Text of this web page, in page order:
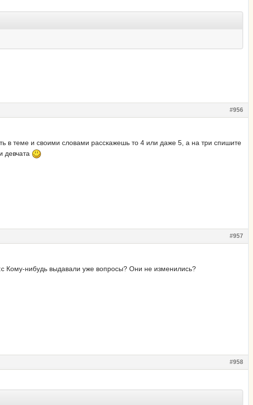
#956
в теме и своими словами расскажешь то 4 или даже 5, а на три спишите
девчата
#957
Кому-нибудь выдавали уже вопросы? Они не изменились?
#958